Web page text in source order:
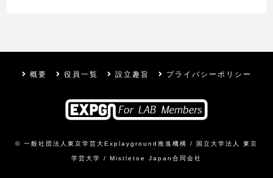
概要 役員一覧 設立趣旨 プライバシーポリシー
© 一般社団法人東京学芸大Explayground推進機構 / 国立大学法人 東京
学芸大学 / Mistletoe Japan合同会社